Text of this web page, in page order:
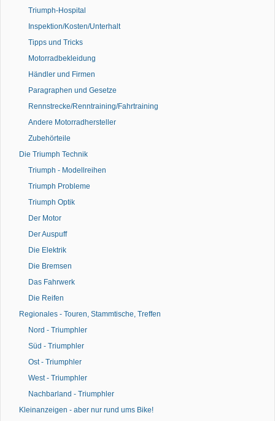
Triumph-Hospital
Inspektion/Kosten/Unterhalt
Tipps und Tricks
Motorradbekleidung
Händler und Firmen
Paragraphen und Gesetze
Rennstrecke/Renntraining/Fahrtraining
Andere Motorradhersteller
Zubehörteile
Die Triumph Technik
Triumph - Modellreihen
Triumph Probleme
Triumph Optik
Der Motor
Der Auspuff
Die Elektrik
Die Bremsen
Das Fahrwerk
Die Reifen
Regionales - Touren, Stammtische, Treffen
Nord - Triumphler
Süd - Triumphler
Ost - Triumphler
West - Triumphler
Nachbarland - Triumphler
Kleinanzeigen - aber nur rund ums Bike!